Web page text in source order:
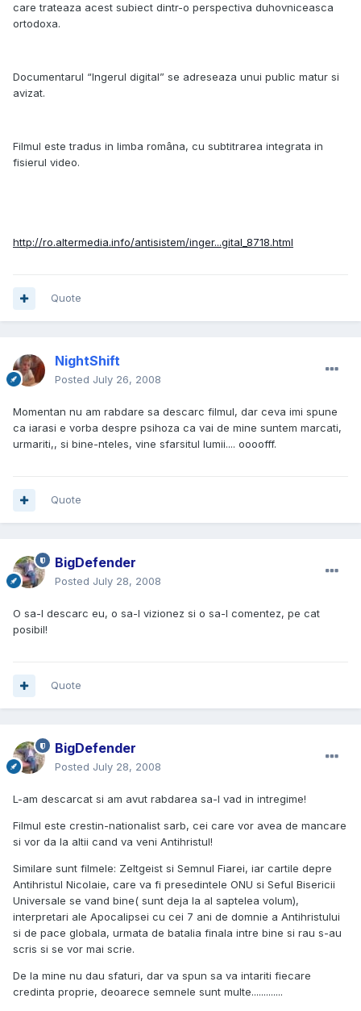
care trateaza acest subiect dintr-o perspectiva duhovniceasca
ortodoxa.
Documentarul “Ingerul digital” se adreseaza unui public matur si
avizat.
Filmul este tradus in limba româna, cu subtitrarea integrata in
fisierul video.
http://ro.altermedia.info/antisistem/inger...gital_8718.html
Quote
NightShift
Posted July 26, 2008
Momentan nu am rabdare sa descarc filmul, dar ceva imi spune
ca iarasi e vorba despre psihoza ca vai de mine suntem marcati,
urmariti,, si bine-nteles, vine sfarsitul lumii.... oooofff.
Quote
BigDefender
Posted July 28, 2008
O sa-l descarc eu, o sa-l vizionez si o sa-l comentez, pe cat
posibil!
Quote
BigDefender
Posted July 28, 2008
L-am descarcat si am avut rabdarea sa-l vad in intregime!
Filmul este crestin-nationalist sarb, cei care vor avea de mancare
si vor da la altii cand va veni Antihristul!
Similare sunt filmele: Zeltgeist si Semnul Fiarei, iar cartile depre
Antihristul Nicolaie, care va fi presedintele ONU si Seful Bisericii
Universale se vand bine( sunt deja la al saptelea volum),
interpretari ale Apocalipsei cu cei 7 ani de domnie a Antihristului
si de pace globala, urmata de batalia finala intre bine si rau s-au
scris si se vor mai scrie.
De la mine nu dau sfaturi, dar va spun sa va intariti fiecare
credinta proprie, deoarece semnele sunt multe.............